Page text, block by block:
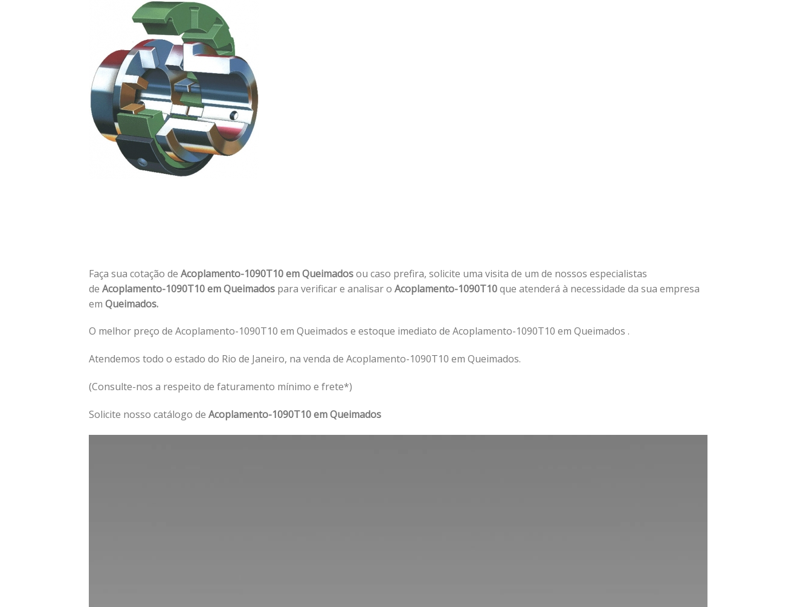
Faça sua cotação de Acoplamento-1090T10 em Queimadosou caso prefira, solicite uma visita de um de nossos especialistas
de Acoplamento-1090T10 em Queimados para verificar e analisar o Acoplamento-1090T10que atenderá à necessidade da sua empresa
em Queimados.
O melhor preço de Acoplamento-1090T10 em Queimados e estoque imediato de Acoplamento-1090T10 em Queimados .
Atendemos todo o estado do Rio de Janeiro, na venda de Acoplamento-1090T10 em Queimados.
(Consulte-nos a respeito de faturamento mínimo e frete*)
Solicite nosso catálogo de Acoplamento-1090T10 em Queimados